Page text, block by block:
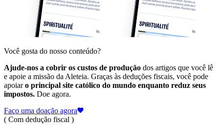
Você gosta do nosso conteúdo?
Ajude-nos a cobrir os custos de produção dos artigos que você lê
e apoie a missão da Aleteia. Graças às deduções fiscais, você pode
apoiaro principal site católico do mundo enquanto reduz seus
impostos. Doe agora.
Faço uma doação agora
( Com dedução fiscal )